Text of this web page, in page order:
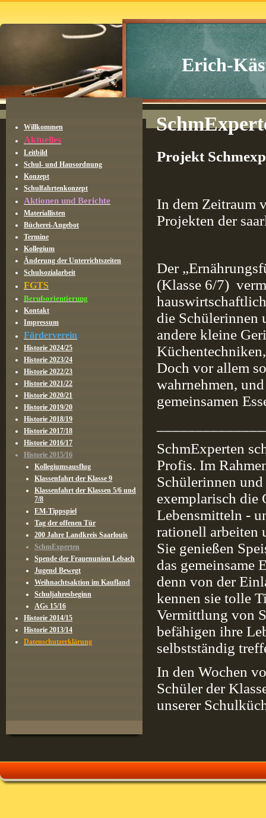
Erich-
Willkommen
Aktuelles
Leitbild
Schul- und Hausordnung
Konzept
Schulfahrtenkonzept
Aktionen und Berichte
Materiallisten
Bücherei-Angebot
Termine
Kollegium
Änderung der Unterrichtszeiten
Schulsozialarbeit
FGTS
Berufsorientierung
Kontakt
Impressum
Förderverein
Historie 2024/25
Historie 2023/24
Historie 2022/23
Historie 2021/22
Historie 2020/21
Historie 2019/20
Historie 2018/19
Historie 2017/18
Historie 2016/17
Historie 2015/16
Kollegiumsausflug
Klassenfahrt der Klasse 9
Klassenfahrt der Klassen 5/6 und
7/8
EM-Tippspiel
Tag der offenen Tür
200 Jahre Landkreis Saarlouis
SchmExperten
Spende der Frauenunion Lebach
Jugend Bewegt
Weihnachtsaktion im Kaufland
Schuljahresbeginn
AGs 15/16
Historie 2014/15
Historie 2013/14
Datenschutzerklärung
Projekt
In dem Zeitraum
Projekten der
Der
(Klasse 6/7)
die Schülerinnen
andere kleine
Doch vor allem
wahrnehmen,
gemeinsamen
SchmExperten
Profis. Im
Schülerinnen
exemplarisch die
Lebensmitteln -
rationell arbeiten
Sie genießen
das gemeinsame
denn von der
kennen sie tolle
Vermittlung von
befähigen ihre
selbstständig
In den Wochen
Schüler der
unserer